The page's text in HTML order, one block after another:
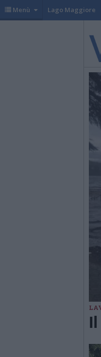
Menù Lago Maggiore